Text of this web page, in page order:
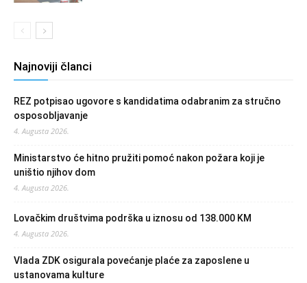
Najnoviji članci
REZ potpisao ugovore s kandidatima odabranim za stručno
osposobljavanje
4. Augusta 2026.
Ministarstvo će hitno pružiti pomoć nakon požara koji je
uništio njihov dom
4. Augusta 2026.
Lovačkim društvima podrška u iznosu od 138.000 KM
4. Augusta 2026.
Vlada ZDK osigurala povećanje plaće za zaposlene u
ustanovama kulture